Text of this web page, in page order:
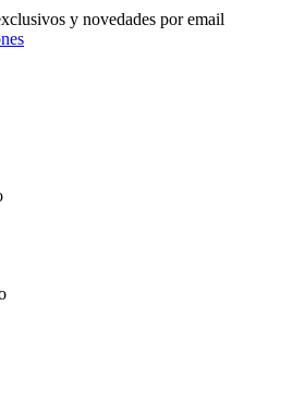
y novedades por email